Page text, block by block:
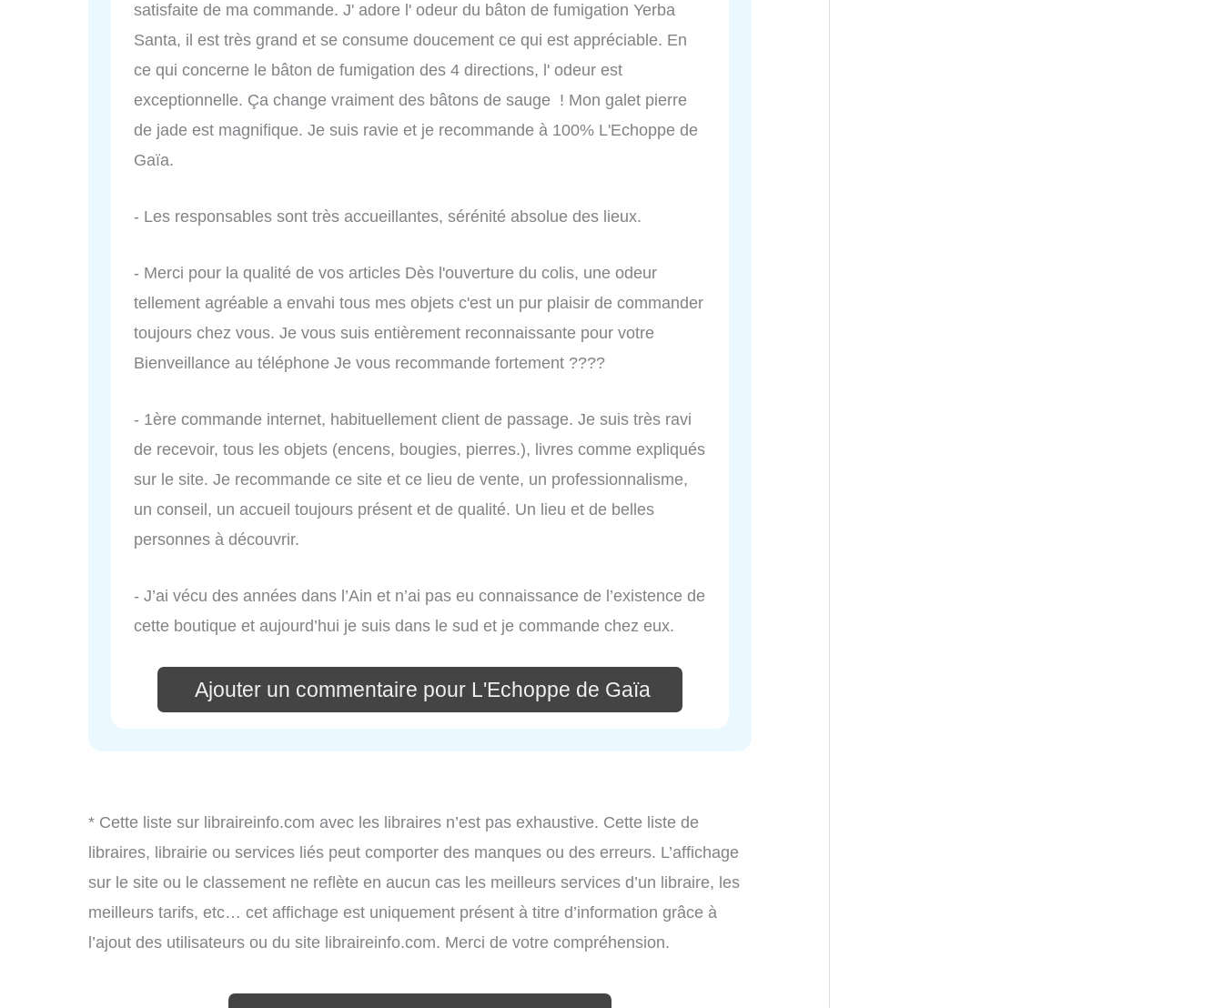
satisfaite de ma commande. J' adore l' odeur du bâton de fumigation Yerba
Santa, il est très grand et se consume doucement ce qui est appréciable. En
ce qui concerne le bâton de fumigation des 4 directions, l' odeur est
exceptionnelle. Ça change vraiment des bâtons de sauge ! Mon galet pierre
de jade est magnifique. Je suis ravie et je recommande à 100% L'Echoppe de
Gaïa.
- Les responsables sont très accueillantes, sérénité absolue des lieux.
- Merci pour la qualité de vos articles Dès l'ouverture du colis, une odeur
tellement agréable a envahi tous mes objets c'est un pur plaisir de commander
toujours chez vous. Je vous suis entièrement reconnaissante pour votre
Bienveillance au téléphone Je vous recommande fortement ????
- 1ère commande internet, habituellement client de passage. Je suis très ravi
de recevoir, tous les objets (encens, bougies, pierres.), livres comme expliqués
sur le site. Je recommande ce site et ce lieu de vente, un professionnalisme,
un conseil, un accueil toujours présent et de qualité. Un lieu et de belles
personnes à découvrir.
- J’ai vécu des années dans l’Ain et n’ai pas eu connaissance de l’existence de
cette boutique et aujourd’hui je suis dans le sud et je commande chez eux.
Ajouter un commentaire pour L'Echoppe de Gaïa
* Cette liste sur libraireinfo.com avec les libraires n’est pas exhaustive. Cette liste de
libraires, librairie ou services liés peut comporter des manques ou des erreurs. L’affichage
sur le site ou le classement ne reflète en aucun cas les meilleurs services d’un libraire, les
meilleurs tarifs, etc… cet affichage est uniquement présent à titre d’information grâce à
l’ajout des utilisateurs ou du site libraireinfo.com. Merci de votre compréhension.